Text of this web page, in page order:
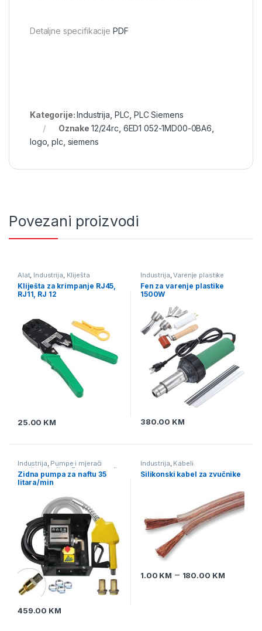
Detaljne specifikacije PDF
Kategorije: Industrija, PLC, PLC Siemens
Oznake 12/24rc, 6ED1 052-1MD00-0BA6,
logo,plc, siemens
Povezani proizvodi
Alat, Industrija, Kliješta
Kliješta za krimpanje RJ45,
RJ11, RJ 12
25.00 KM
Industrija,Varenje plastike
Fen za varenje plastike
1500W
380.00 KM
Industrija, Pumpe i mjerači
protika tekućine Pumpe za naftu
Zidna pumpa za naftu 35
litara/min
459.00 KM
Industrija, Kabeli
Silikonski kabel za zvučnike
1.00 KM – 180.00 KM